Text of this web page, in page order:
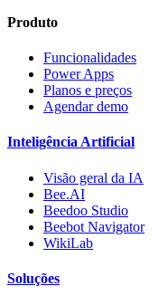
Produto
Funcionalidades
Power Apps
Planos e preços
Agendar demo
Inteligência Artificial
Visão geral da IA
Bee.AI
Beedoo Studio
Beebot Navigator
WikiLab
Soluções